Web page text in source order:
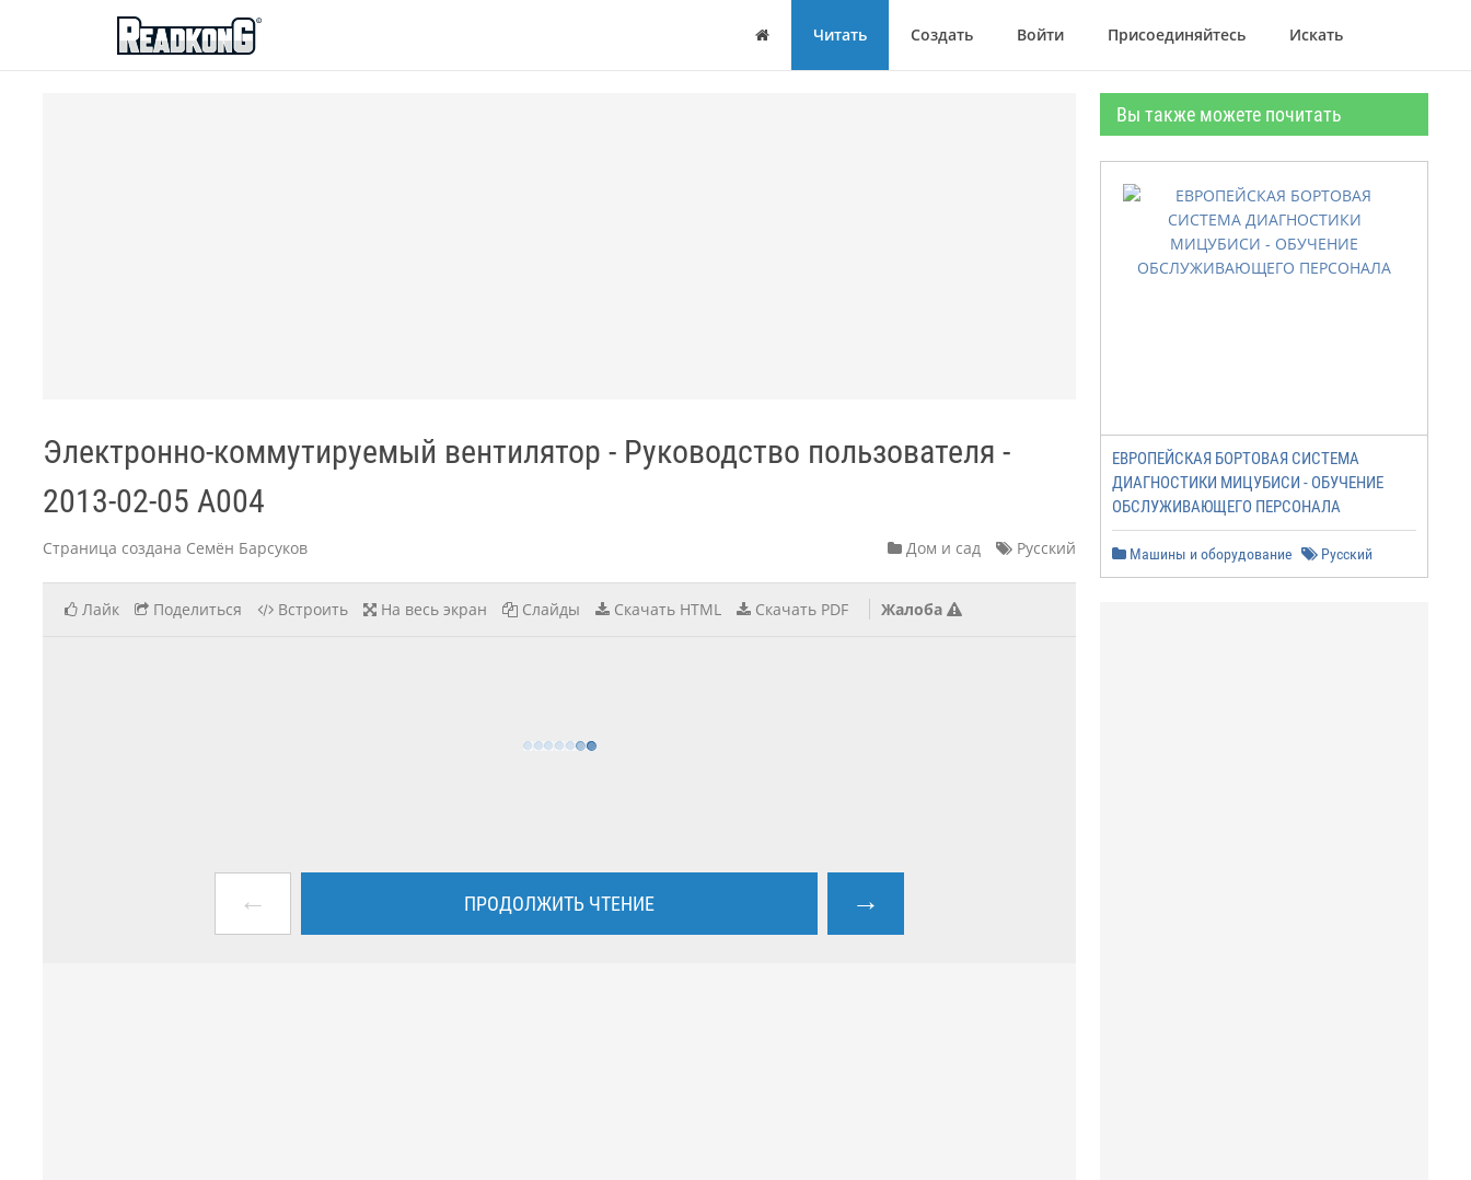
ReadkonG
Дом Читать Создать Войти Присоединяйтесь Искать
Электронно-коммутируемый вентилятор - Руководство пользователя -
2013-02-05 A004
Страница создана Семён Барсуков Дом и сад Русский
Лайк Поделиться Встроить На весь экран Слайды Скачать HTML Скачать PDF Жалоба
← ПРОДОЛЖИТЬ ЧТЕНИЕ →
Вы также можете почитать
ЕВРОПЕЙСКАЯ БОРТОВАЯ СИСТЕМА
ДИАГНОСТИКИ МИЦУБИСИ - ОБУЧЕНИЕ
ОБСЛУЖИВАЮЩЕГО ПЕРСОНАЛА
Машины и оборудование Русский